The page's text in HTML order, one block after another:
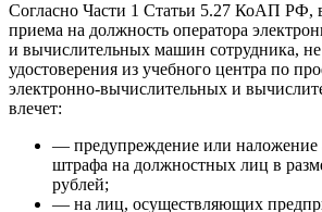
Согласно Части 1 Статьи 5.27 КоАП РФ,
приема на должность оператора
и вычислительных машин сотрудника,
удостоверения из учебного центра по
электронно-вычислительных и
влечет:
— предупреждение или наложение
штрафа на должностных лиц в
рублей;
— на лиц, осуществляющих